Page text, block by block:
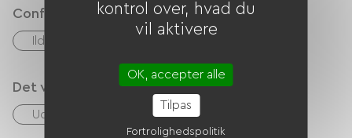
Confort
Ildsted
Det vi er gode til
Udlejning af lagner
kontrol over, hvad du
vil aktivere
OK, accepter alle
Tilpas
Fortrolighedspolitik